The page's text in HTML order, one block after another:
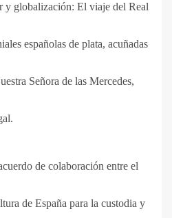
y globalización: El viaje del Real
españolas de plata, acuñadas
Señora de las Mercedes,
de colaboración entre el
de España para la custodia y